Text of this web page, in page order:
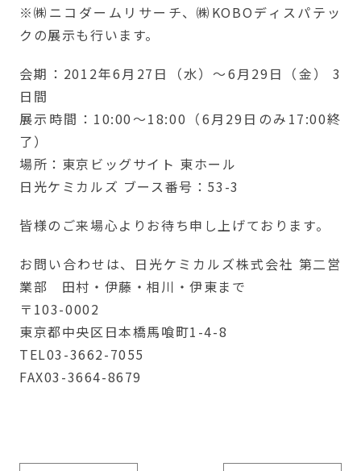
※㈱ニコダームリサーチ、㈱KOBOディスパテッ
クの展示も行います。
会期：2012年6月27日（水）～6月29日（金） 3
日間
展示時間：10:00～18:00（6月29日のみ17:00終
了）
場所：東京ビッグサイト 東ホール
日光ケミカルズ ブース番号：53-3
皆様のご来場心よりお待ち申し上げております。
お問い合わせは、日光ケミカルズ株式会社 第二営
業部 田村・伊藤・相川・伊東まで
〒103-0002
東京都中央区日本橋馬喰町1-4-8
TEL03-3662-7055
FAX03-3664-8679